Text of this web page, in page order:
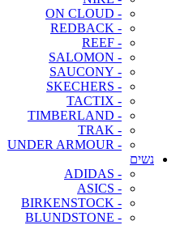
- ON CLOUD
- REDBACK
- REEF
- SALOMON
- SAUCONY
- SKECHERS
- TACTIX
- TIMBERLAND
- TRAK
- UNDER ARMOUR
נשים
- ADIDAS
- ASICS
- BIRKENSTOCK
- BLUNDSTONE